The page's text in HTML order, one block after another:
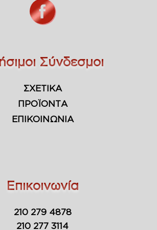
Σύνδεσμοι
ΣΧΕΤΙΚΑ
ΠΡΟΪΟΝΤΑ
ΕΠΙΚΟΙΝΩΝΙΑ
Επικοινωνία
210 279 4878
210 277 3114